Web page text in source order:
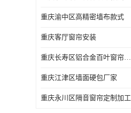
重庆渝中区高精密墙布款式
重庆客厅窗帘安装
重庆长寿区铝合金百叶窗帘价格
重庆江津区墙面硬包厂家
重庆永川区隔音窗帘定制加工